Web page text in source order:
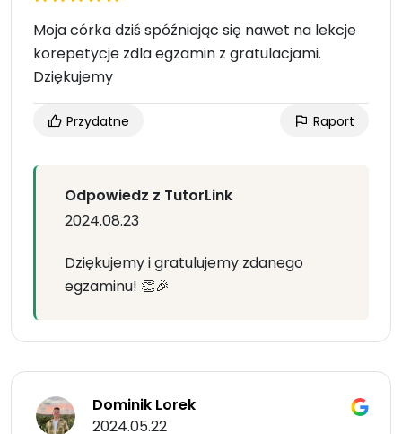
Moja córka dziś spóźniając się nawet na lekcje
korepetycje zdla egzamin z gratulacjami.
Dziękujemy
Przydatne Raport
Odpowiedz z TutorLink
2024.08.23
Dziękujemy i gratulujemy zdanego
egzaminu! 👏🎉
Dominik Lorek
2024.05.22